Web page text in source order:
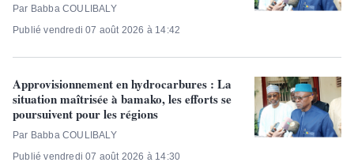
Par Babba COULIBALY
Publié vendredi 07 août 2026 à 14:42
Approvisionnement en hydrocarbures : La
situation maîtrisée à bamako, les efforts se
poursuivent pour les régions
Par Babba COULIBALY
Publié vendredi 07 août 2026 à 14:30